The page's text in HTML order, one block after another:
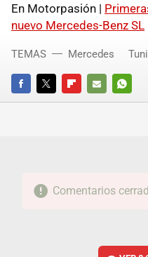
En Motorpasión |
nuevo Mercedes-Benz SL
FACEBOOKTWITTERFLIPBOARD
E-
TEMAS Mercedes
Comentarios